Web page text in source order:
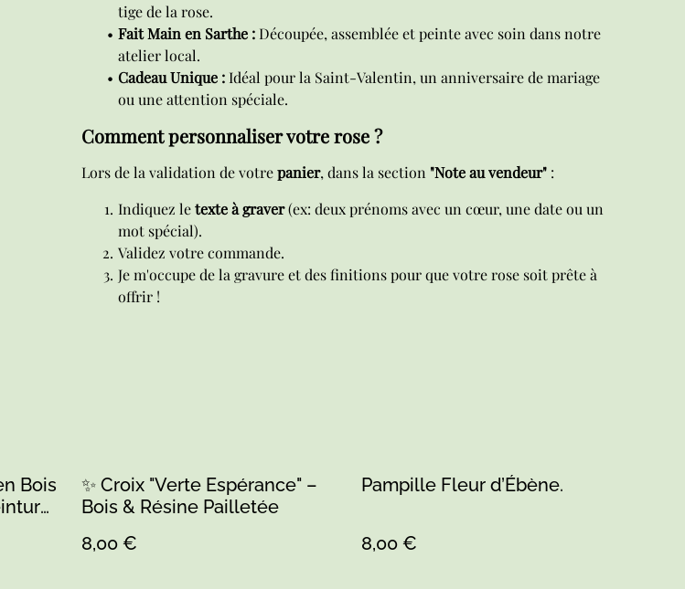
tige de la rose.
Fait Main en Sarthe :Découpée, assemblée et peinte avec soin dans notre
atelier local.
Cadeau Unique :Idéal pour la Saint-Valentin, un anniversaire de mariage
ou une attention spéciale.
Comment personnaliser votre rose ?
Lors de la validation de votrepanier, dans la section "Note au vendeur" :
Indiquez letexte à graver(ex: deux prénoms avec un cœur, une date ou un
mot spécial).
Validez votre commande.
Je m'occupe de la gravure et des finitions pour que votre rose soit prête à
offrir !
Bois
✨ Croix "Verte Espérance" –
Bois & Résine Pailletée
8,00 €
Pampille Fleur d’Ébène.
8,00 €